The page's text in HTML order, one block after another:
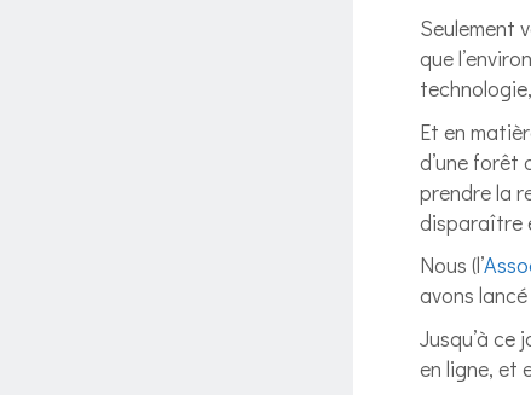
Seulement
que
Et en
d’une forêt
prendre la
disparaître
Nous (l’
avons lancé
Jusqu’à ce
en ligne, et